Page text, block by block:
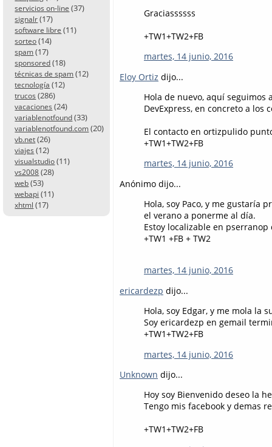
servicios on-line (37)
signalr (17)
software libre (11)
sorteo (14)
spam (17)
sponsored (18)
técnicas de spam (12)
tecnología (12)
trucos (286)
vacaciones (24)
variablenotfound (33)
variablenotfound.com (20)
vb.net (26)
viajes (12)
visualstudio (11)
vs2008 (28)
web (53)
webapi (11)
xhtml (17)
Graciassssss
+TW1+TW2+FB
martes, 14 junio, 2016
Eloy Ortiz dijo...
Hola de nuevo, aquí
DevExpress, en concreto a los
El contacto en ortizpulido
+TW1+TW2+FB
martes, 14 junio, 2016
Anónimo dijo...
Hola, soy Paco, y me gustaría
el verano a ponerme al día.
Estoy localizable en
+TW1 +FB + TW2
martes, 14 junio, 2016
ericardezp dijo...
Hola, soy Edgar, y me mola la
Soy ericardezp en gemail
+TW1+TW2+FB
martes, 14 junio, 2016
Unknown dijo...
Hoy soy Bienvenido deseo la
Tengo mis facebook y demas
+TW1+TW2+FB